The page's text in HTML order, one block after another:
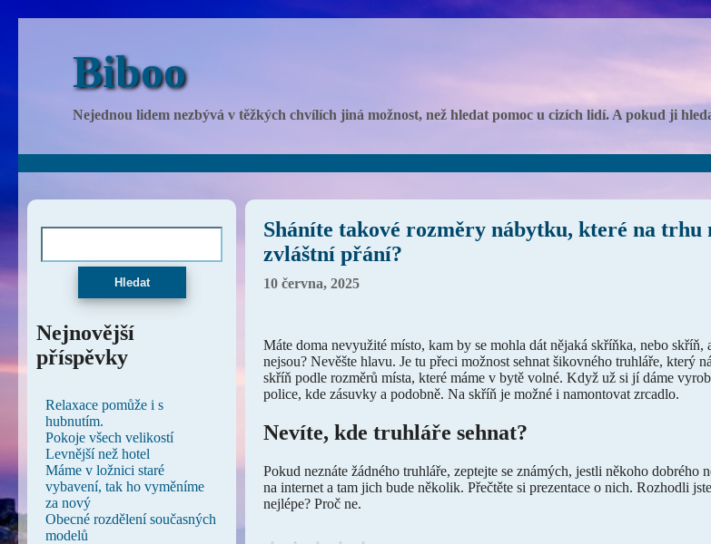
Biboo
Nejednou lidem nezbývá v těžkých chvílích jiná možnost, než hledat pomoc u cizích lidí. A pokud ji
Sháníte takové rozměry nábytku, které na trhu
zvláštní přání?
10 června, 2025
Máte doma nevyužité místo, kam by se mohla dát nějaká skříňka, nebo skříň,
nejsou? Nevěšte hlavu. Je tu přeci možnost sehnat šikovného truhláře, který
skříň podle rozměrů místa, které máme v bytě volné. Když už si jí dáme
police, kde zásuvky a podobně. Na skříň je možné i namontovat zrcadlo.
Nevíte, kde truhláře sehnat?
Pokud neznáte žádného truhláře, zeptejte se známých, jestli někoho dobrého
na internet a tam jich bude několik. Přečtěte si prezentace o nich. Rozhodli
nejlépe? Proč ne.
Hledat
Nejnovější
příspěvky
Relaxace pomůže i s
hubnutím.
Pokoje všech velikostí
Levnější než hotel
Máme v ložnici staré
vybavení, tak ho vyměníme
za nový
Obecné rozdělení současných
modelů